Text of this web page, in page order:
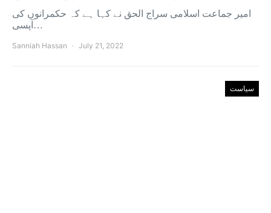
امیر جماعت اسلامی سراج الحق نے کہا ہے کہ حکمرانوں کی
آپسی…
Sanniah Hassan July 21, 2022
سیاست